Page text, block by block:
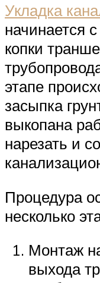
Укладка
начинается
копки
этапе
засыпка
выкопана
нарезать и
Процедура
несколько
Монтаж
выхода